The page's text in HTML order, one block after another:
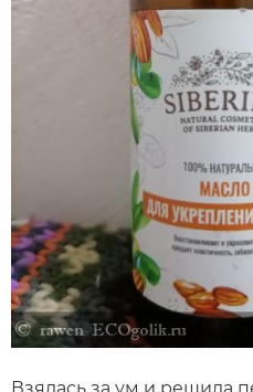
Взялась за ум и решила